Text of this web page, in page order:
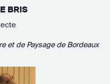
BRIS
et de Paysage de Bordeaux